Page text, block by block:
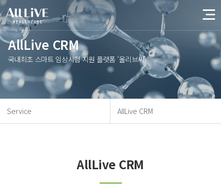
AllLive CRM
국내최초 스마트 임상시험 지원 플랫폼 ‘올리브씨’
Service AllLive CRM
AllLive CRM